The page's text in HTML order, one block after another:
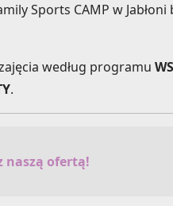
Sports CAMP w Jabłoni
według programu
.
naszą ofertą!